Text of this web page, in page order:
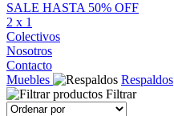
SALE HASTA 50% OFF
2 x 1
Colectivos
Nosotros
Contacto
Muebles
Respaldos
Filtrar